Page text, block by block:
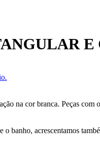
na cor branca. Peças
banho, acrescentamos